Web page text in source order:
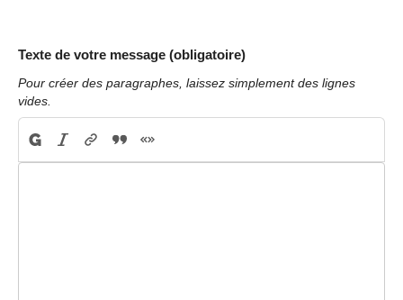
Texte de votre message (obligatoire)
Pour créer des paragraphes, laissez simplement des lignes
vides.